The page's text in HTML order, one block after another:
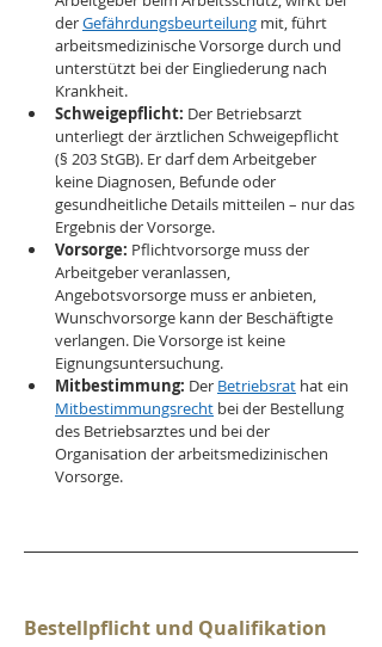
der Gefährdungsbeurteilung mit, führt
arbeitsmedizinische Vorsorge durch und
unterstützt bei der Eingliederung nach
Krankheit.
Schweigepflicht: Der Betriebsarzt
unterliegt der ärztlichen Schweigepflicht
(§ 203 StGB). Er darf dem Arbeitgeber
keine Diagnosen, Befunde oder
gesundheitliche Details mitteilen – nur das
Ergebnis der Vorsorge.
Vorsorge: Pflichtvorsorge muss der
Arbeitgeber veranlassen,
Angebotsvorsorge muss er anbieten,
Wunschvorsorge kann der Beschäftigte
verlangen. Die Vorsorge ist keine
Eignungsuntersuchung.
Mitbestimmung: Der Betriebsrat hat ein
Mitbestimmungsrecht bei der Bestellung
des Betriebsarztes und bei der
Organisation der arbeitsmedizinischen
Vorsorge.
Bestellpflicht und Qualifikation